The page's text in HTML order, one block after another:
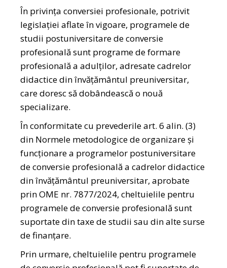
În privința conversiei profesionale, potrivit
legislației aflate în vigoare, programele de
studii postuniversitare de conversie
profesională sunt programe de formare
profesională a adulților, adresate cadrelor
didactice din învățământul preuniversitar,
care doresc să dobândească o nouă
specializare.
În conformitate cu prevederile art. 6 alin. (3)
din Normele metodologice de organizare și
funcționare a programelor postuniversitare
de conversie profesională a cadrelor didactice
din învățământul preuniversitar, aprobate
prin OME nr. 7877/2024, cheltuielile pentru
programele de conversie profesională sunt
suportate din taxe de studii sau din alte surse
de finanțare.
Prin urmare, cheltuielile pentru programele